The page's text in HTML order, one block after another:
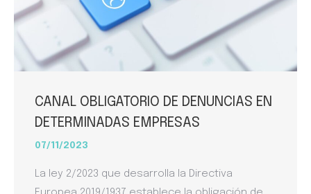
CANAL OBLIGATORIO DE DENUNCIAS EN
DETERMINADAS EMPRESAS
07/11/2023
La ley 2/2023 que desarrolla la Directiva